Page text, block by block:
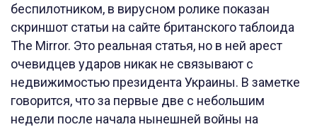
беспилотником, в вирусном ролике показан
скриншот статьи на сайте британского таблоида
The Mirror. Это реальная статья, но в ней арест
очевидцев ударов никак не связывают с
недвижимостью президента Украины. В заметке
говорится, что за первые две с небольшим
недели после начала нынешней войны на